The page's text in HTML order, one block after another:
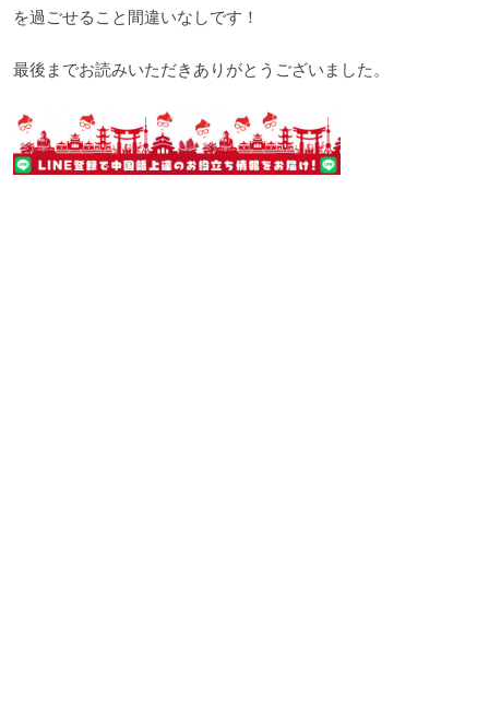
を過ごせること間違いなしです！
最後までお読みいただきありがとうございました。